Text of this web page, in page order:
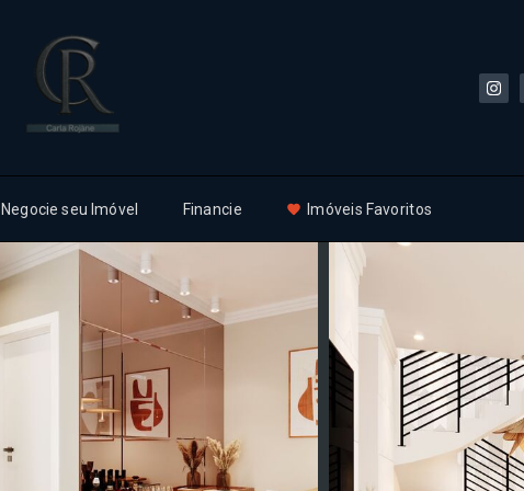
Negocie seu Imóvel Financie Imóveis Favoritos